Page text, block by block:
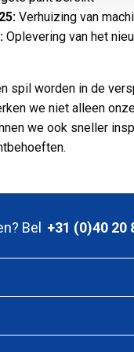
Verhuizing van
Oplevering van het
spil worden in de
we niet alleen
we ook sneller
Bel +31 (0)40 20